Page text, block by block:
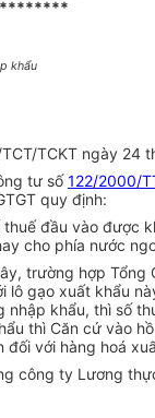
********
khẩu
TCKT ngày 24
tư số122/2000/
quy định:
thuế đầu vào được
cho phía nước
trường hợp Tổng
lô gạo xuất khẩu
nhập khẩu, thì số
thì Căn cứ vào
đối với hàng hoá
công ty Lương